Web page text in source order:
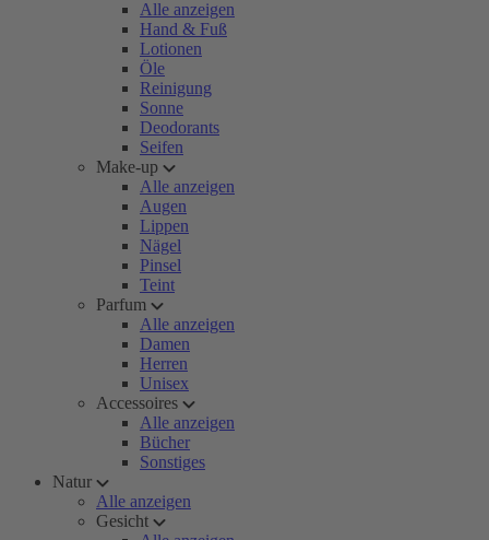
Alle anzeigen
Hand & Fuß
Lotionen
Öle
Reinigung
Sonne
Deodorants
Seifen
Make-up
Alle anzeigen
Augen
Lippen
Nägel
Pinsel
Teint
Parfum
Alle anzeigen
Damen
Herren
Unisex
Accessoires
Alle anzeigen
Bücher
Sonstiges
Natur
Alle anzeigen
Gesicht